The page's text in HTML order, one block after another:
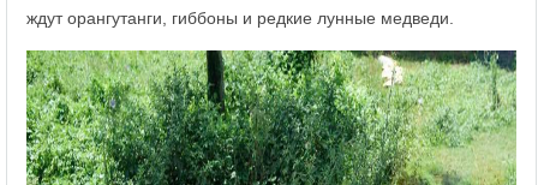
ждут орангутанги, гиббоны и редкие лунные медведи.